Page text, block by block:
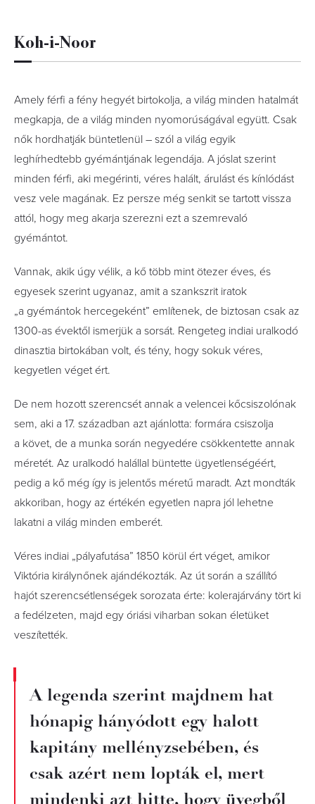
Koh-i-Noor
Amely férfi a fény hegyét birtokolja, a világ minden hatalmát
megkapja, de a világ minden nyomorúságával együtt. Csak
nők hordhatják büntetlenül – szól a világ egyik
leghírhedtebb gyémántjának legendája. A jóslat szerint
minden férfi, aki megérinti, véres halált, árulást és kínlódást
vesz vele magának. Ez persze még senkit se tartott vissza
attól, hogy meg akarja szerezni ezt a szemrevaló
gyémántot.
Vannak, akik úgy vélik, a kő több mint ötezer éves, és
egyesek szerint ugyanaz, amit a szankszrit iratok
„a gyémántok hercegeként” említenek, de biztosan csak az
1300-as évektől ismerjük a sorsát. Rengeteg indiai­ uralkodó
dinasztia birtokában volt, és tény, hogy sokuk véres,
kegyetlen véget ért.
De nem hozott szerencsét annak a velencei kőcsiszolónak
sem, aki a 17. században azt ajánlotta: formára csiszolja
a követ, de a munka során negyedére csökkentette annak
méretét. Az uralkodó halállal büntette ügyetlenségéért,
pedig a kő még így is jelentős méretű maradt. Azt mondták
akkoriban, hogy az értékén egyetlen napra jól lehetne
lakatni a világ minden emberét.
Véres indiai „pályafutása” 1850 körül ért véget, amikor
Viktória királynőnek ajándékozták. Az út során a szállító
hajót szerencsétlenségek sorozata érte: kolerajárvány tört ki
a fedélzeten, majd egy óriási viharban sokan életüket
veszítették.
A legenda szerint majdnem hat
hónapig hányódott egy halott
kapitány mellényzsebé­ben, és
csak azért nem lopták el, mert
mindenki azt hitte, hogy üvegből